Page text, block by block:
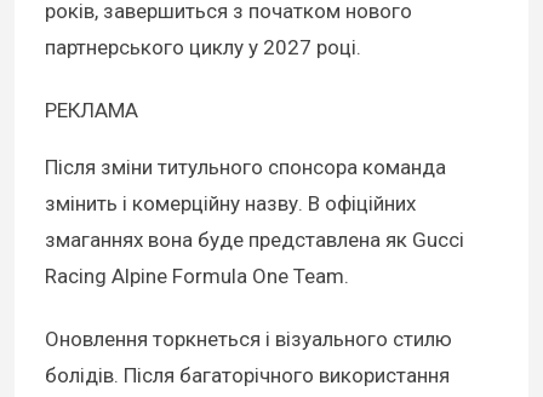
років, завершиться з початком нового
партнерського циклу у 2027 році.
РЕКЛАМА
Після зміни титульного спонсора команда
змінить і комерційну назву. В офіційних
змаганнях вона буде представлена як Gucci
Racing Alpine Formula One Team.
Оновлення торкнеться і візуального стилю
болідів. Після багаторічного використання